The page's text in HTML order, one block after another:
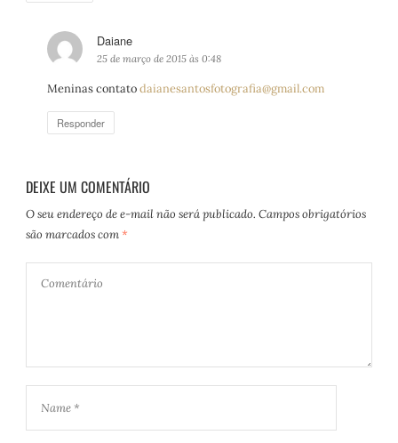
Daiane
i
s
25 de março de 2015 às 0:48
Meninas contatodaianesantosfotografia@gmail.com
Responder
DEIXE UM COMENTÁRIO
O seu endereço de e-mail não será publicado. Campos obrigatórios
são marcados com *